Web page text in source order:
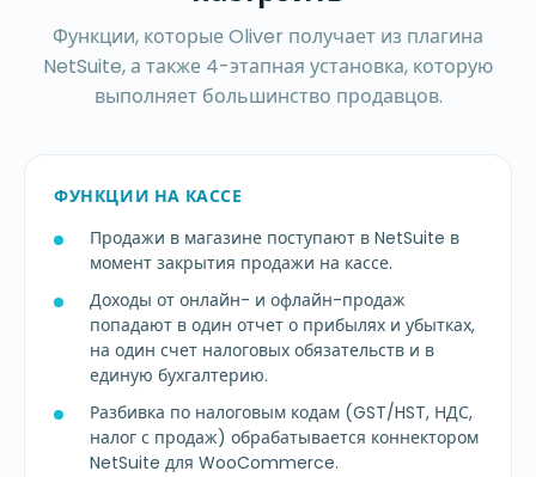
Функции, которые Oliver получает из плагина
NetSuite, а также 4-этапная установка, которую
выполняет большинство продавцов.
ФУНКЦИИ НА КАССЕ
Продажи в магазине поступают в NetSuite в
момент закрытия продажи на кассе.
Доходы от онлайн- и офлайн-продаж
попадают в один отчет о прибылях и убытках,
на один счет налоговых обязательств и в
единую бухгалтерию.
Разбивка по налоговым кодам (GST/HST, НДС,
налог с продаж) обрабатывается коннектором
NetSuite для WooCommerce.